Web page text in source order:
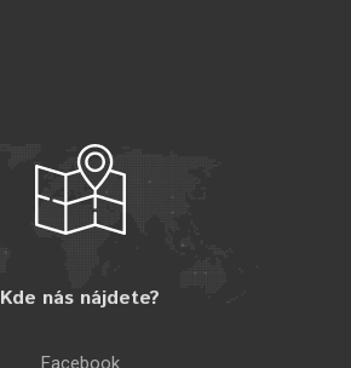
Kde nás nájdete?
Facebook